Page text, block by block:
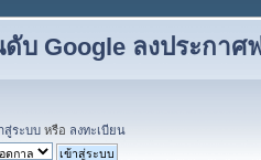
บ Google ลงประกาศ
สู่ระบบ หรือ ลงทะเบียน